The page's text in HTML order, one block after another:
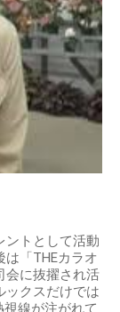
ントとして活動
は「THEカラオ
会に抜擢され活
ックスだけでは
線が注がれて